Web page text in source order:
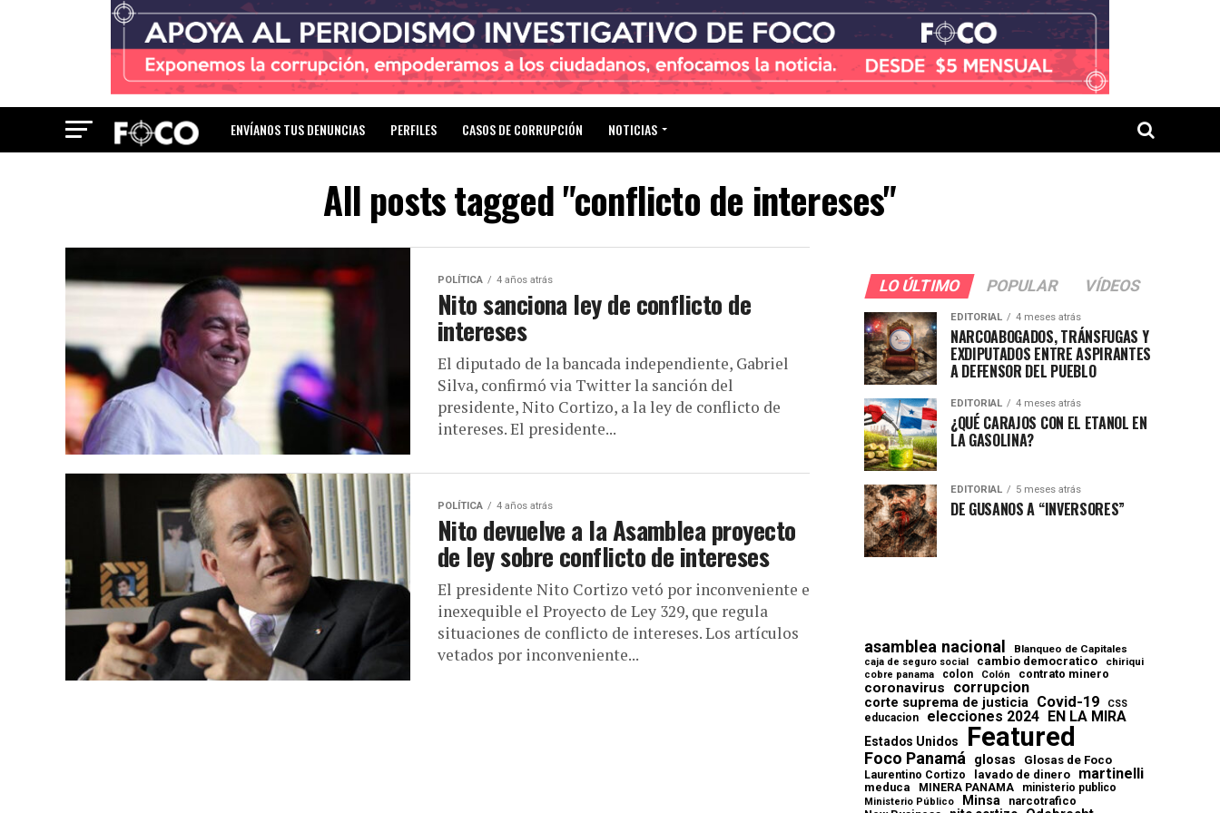
ENVÍANOS TUS DENUNCIAS PERFILES CASOS DE CORRUPCIÓN NOTICIAS
All posts tagged "conflicto de intereses"
POLÍTICA 4 años atrás
Nito sanciona ley de conflicto de
intereses
El diputado de la bancada independiente, Gabriel
Silva, confirmó via Twitter la sanción del
presidente, Nito Cortizo, a la ley de conflicto de
intereses. El presidente...
POLÍTICA 4 años atrás
Nito devuelve a la Asamblea proyecto
de ley sobre conflicto de intereses
El presidente Nito Cortizo vetó por inconveniente e
inexequible el Proyecto de Ley 329, que regula
situaciones de conflicto de intereses. Los artículos
vetados por inconveniente...
LO ÚLTIMO POPULAR VÍDEOS
EDITORIAL 4 meses atrás
NARCOABOGADOS, TRÁNSFUGAS Y
EXDIPUTADOS ENTRE ASPIRANTES
A DEFENSOR DEL PUEBLO
EDITORIAL 4 meses atrás
¿QUÉ CARAJOS CON EL ETANOL EN
LA GASOLINA?
EDITORIAL 5 meses atrás
DE GUSANOS A “INVERSORES”
asamblea nacional Blanqueo de Capitales
caja de seguro social cambio democratico chiriqui
cobre panama colon Colón contrato minero
coronavirus corrupcion
corte suprema de justicia Covid-19 CSS
educacion elecciones 2024 EN LA MIRA
Estados Unidos Featured
Foco Panamá glosas Glosas de Foco
Laurentino Cortizo lavado de dinero martinelli
meduca MINERA PANAMA ministerio publico
Ministerio Público Minsa
narcotrafico